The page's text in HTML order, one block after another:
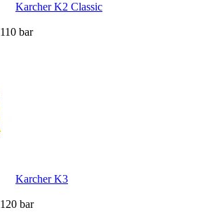
Karcher K2 Classic
110 bar
Karcher K3
120 bar